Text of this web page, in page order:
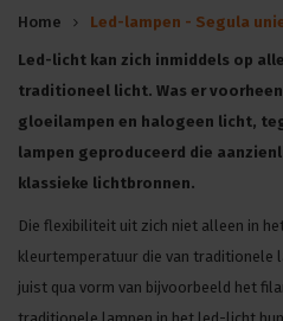
Home Led-lampen - Segula unieke
Led-licht kan zich inmiddels op
traditioneel licht. Was er
gloeilampen en halogeen licht,
lampen geproduceerd die
klassieke lichtbronnen.
Die flexibiliteit uit zich niet alleen in
kleurtemperatuur die van traditionele
juist qua vorm van bijvoorbeeld het